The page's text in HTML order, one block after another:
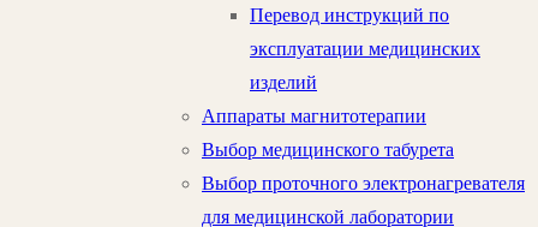
Перевод инструкций по
эксплуатации медицинских
изделий
Аппараты магнитотерапии
Выбор медицинского табурета
Выбор проточного электронагревателя
для медицинской лаборатории